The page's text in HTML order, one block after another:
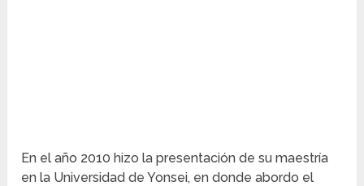
En el año 2010 hizo la presentación de su maestría
en la Universidad de Yonsei, en donde abordo el